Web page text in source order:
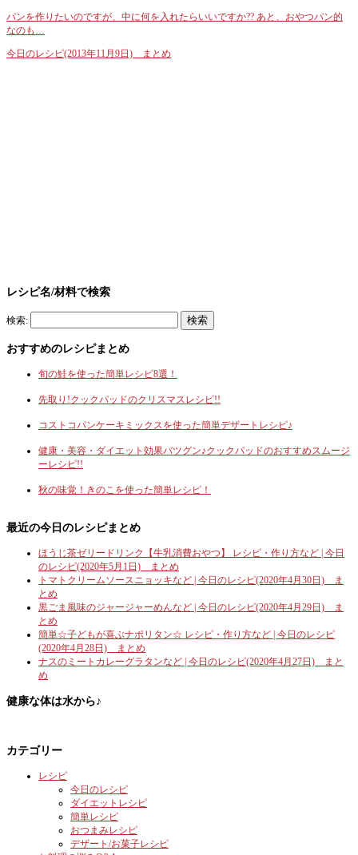
パンを作りたいのですが、中に何を入れたらいいですか?? あと、おやつパン的
なのも…
今日のレシピ(2013年11月9日) まとめ
レシピ名/材料で検索
検索:
おすすめのレシピまとめ
旬の鮭を使った簡単レシピ8選！
先取り!クックパッドのクリスマスレシピ!!
コストコパンケーキミックスを使った簡単デザートレシピ♪
健康・美容・ダイエット効果バツグン♪クックパッドのおすすめスムージ
ーレシピ!!
秋の味覚！きのこを使った簡単レシピ！
最近の今日のレシピまとめ
ほうじ茶ゼリードリンク【牛乳消費おやつ】 レシピ・作り方など | 今日
のレシピ(2020年5月1日) まとめ
トマトクリームソースニョッキなど | 今日のレシピ(2020年4月30日) ま
とめ
黒ごま風味のジャージャーめんなど | 今日のレシピ(2020年4月29日) ま
とめ
簡単☆子どもが喜ぶナポリタン☆ レシピ・作り方など | 今日のレシピ
(2020年4月28日) まとめ
ナスのミートカレーグラタンなど | 今日のレシピ(2020年4月27日) まと
め
健康な体は水から♪
カテゴリー
レシピ
今日のレシピ
ダイエットレシピ
簡単レシピ
おつまみレシピ
デザート/お菓子レシピ